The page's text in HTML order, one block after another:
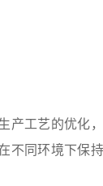
工艺的优化，
不同环境下保